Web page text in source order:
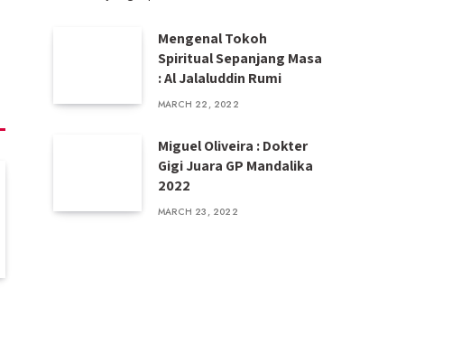
Mengenal Tokoh
Spiritual Sepanjang Masa
: Al Jalaluddin Rumi
MARCH 22, 2022
Miguel Oliveira : Dokter
Gigi Juara GP Mandalika
2022
MARCH 23, 2022